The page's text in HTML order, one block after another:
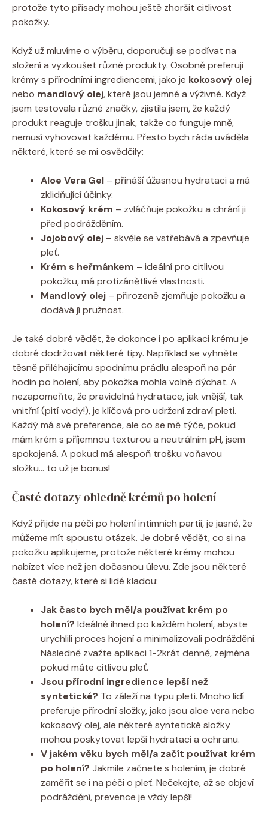
protože tyto přísady mohou ještě zhoršit citlivost
pokožky.
Když už mluvíme o výběru, doporučuji se podívat na
složení a vyzkoušet různé produkty. Osobně preferuji
krémy s přírodními ingrediencemi, jako je kokosový olej
nebo mandlový olej, které jsou jemné a výživné. Když
jsem testovala různé značky, zjistila jsem, že každý
produkt reaguje trošku jinak, takže co funguje mně,
nemusí vyhovovat každému. Přesto bych ráda uváděla
některé, které se mi osvědčily:
Aloe Vera Gel – přináší úžasnou hydrataci a má
zklidňující účinky.
Kokosový krém – zvláčňuje pokožku a chrání ji
před podrážděním.
Jojobový olej – skvěle se vstřebává a zpevňuje
pleť.
Krém s heřmánkem – ideální pro citlivou
pokožku, má protizánětlivé vlastnosti.
Mandlový olej – přirozeně zjemňuje pokožku a
dodává jí pružnost.
Je také dobré vědět, že dokonce i po aplikaci krému je
dobré dodržovat některé tipy. Například se vyhněte
těsně přiléhajícímu spodnímu prádlu alespoň na pár
hodin po holení, aby pokožka mohla volně dýchat. A
nezapomeňte, že pravidelná hydratace, jak vnější, tak
vnitřní (pití vody!), je klíčová pro udržení zdraví pleti.
Každý má své preference, ale co se mě týče, pokud
mám krém s příjemnou texturou a neutrálním pH, jsem
spokojená. A pokud má alespoň trošku voňavou
složku… to už je bonus!
Časté dotazy ohledně krémů po holení
Když přijde na péči po holení intimních partií, je jasné, že
můžeme mít spoustu otázek. Je dobré vědět, co si na
pokožku aplikujeme, protože některé krémy mohou
nabízet více než jen dočasnou úlevu. Zde jsou některé
časté dotazy, které si lidé kladou:
Jak často bych měl/a používat krém po
holení? Ideálně ihned po každém holení, abyste
urychlili proces hojení a minimalizovali podráždění.
Následně zvažte aplikaci 1-2krát denně, zejména
pokud máte citlivou pleť.
Jsou přírodní ingredience lepší než
syntetické? To záleží na typu pleti. Mnoho lidí
preferuje přírodní složky, jako jsou aloe vera nebo
kokosový olej, ale některé syntetické složky
mohou poskytovat lepší hydrataci a ochranu.
V jakém věku bych měl/a začít používat krém
po holení? Jakmile začnete s holením, je dobré
zaměřit se i na péči o pleť. Nečekejte, až se objeví
podráždění, prevence je vždy lepší!